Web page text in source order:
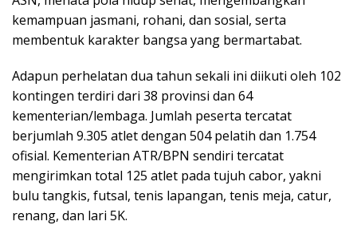
kemampuan jasmani, rohani, dan sosial, serta
membentuk karakter bangsa yang bermartabat.
Adapun perhelatan dua tahun sekali ini diikuti oleh 102
kontingen terdiri dari 38 provinsi dan 64
kementerian/lembaga. Jumlah peserta tercatat
berjumlah 9.305 atlet dengan 504 pelatih dan 1.754
ofisial. Kementerian ATR/BPN sendiri tercatat
mengirimkan total 125 atlet pada tujuh cabor, yakni
bulu tangkis, futsal, tenis lapangan, tenis meja, catur,
renang, dan lari 5K.